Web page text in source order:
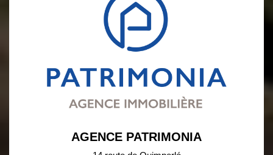
AGENCE PATRIMONIA